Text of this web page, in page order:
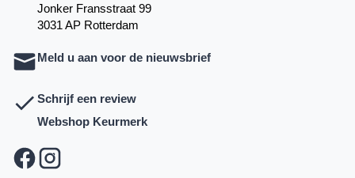
Jonker Fransstraat 99
3031 AP Rotterdam
Meld u aan voor de nieuwsbrief
Schrijf een review
Webshop Keurmerk